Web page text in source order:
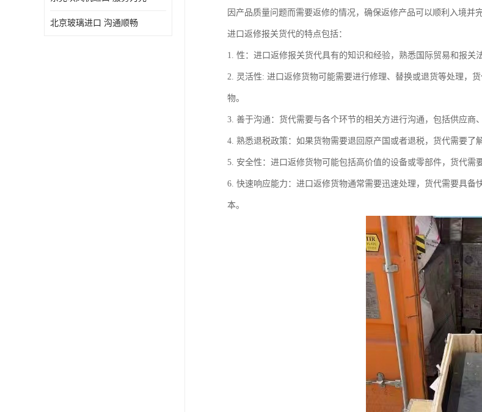
北京玻璃进口 沟通顺畅
因产品质量问题而需要返修的情况，确保返修产品可以顺利入境并
进口返修报关货代的特点包括：
1. 性：进口返修报关货代具有的知识和经验，熟悉国际贸易和报关
2. 灵活性: 进口返修货物可能需要进行修理、替换或退货等处理，
物。
3. 善于沟通：货代需要与各个环节的相关方进行沟通，包括供应商
4. 熟悉退税政策：如果货物需要退回原产国或者退税，货代需要了
5. 安全性：进口返修货物可能包括高价值的设备或零部件，货代需
6. 快速响应能力：进口返修货物通常需要迅速处理，货代需要具
本。